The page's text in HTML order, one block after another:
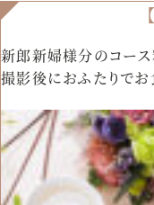
新郎新婦様分のコース
撮影後におふたりで